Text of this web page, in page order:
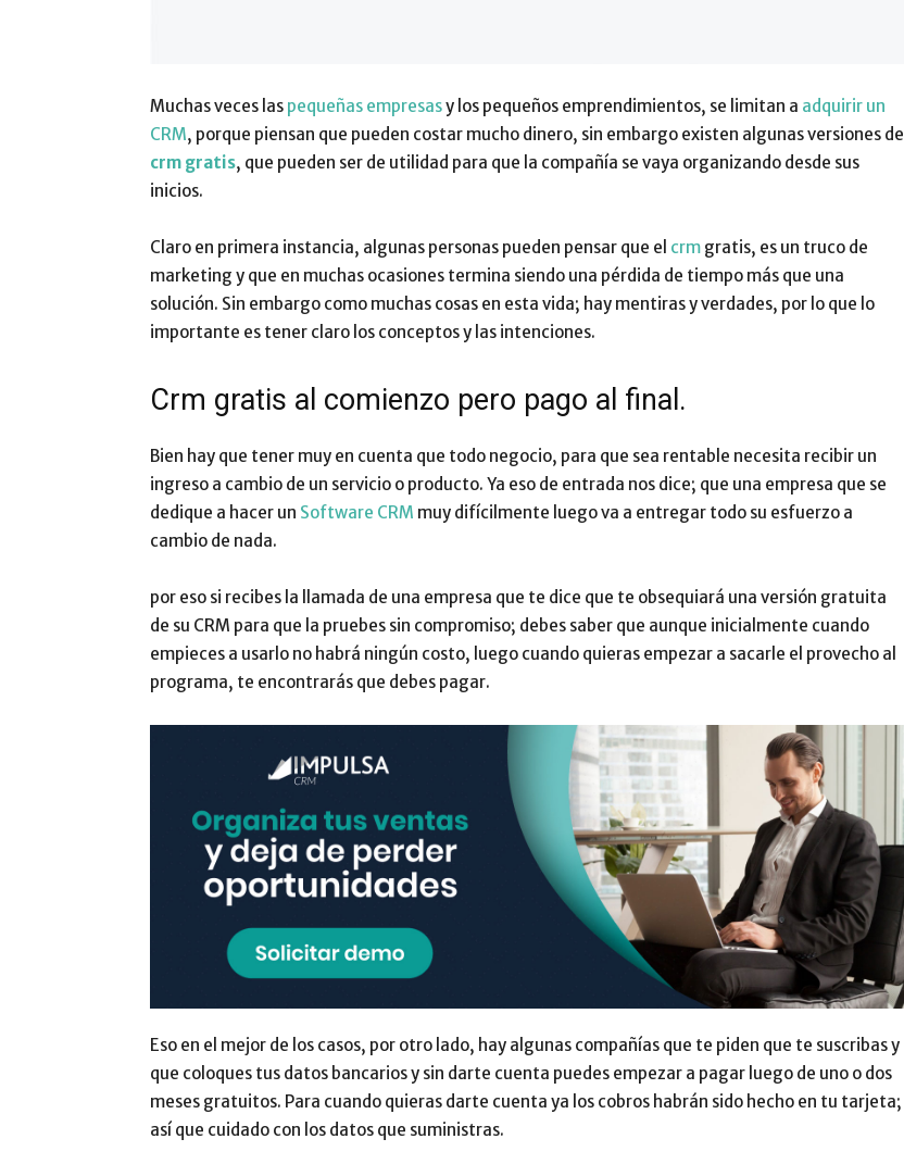
Muchas veces las pequeñas empresasy los pequeños emprendimientos, se limitan a adquirir un
CRM, porque piensan que pueden costar mucho dinero, sin embargo existen algunas versiones de
crm gratis, que pueden ser de utilidad para que la compañía se vaya organizando desde sus
inicios.
Claro en primera instancia, algunas personas pueden pensar que el crm gratis, es un truco de
marketing y que en muchas ocasiones termina siendo una pérdida de tiempo más que una
solución. Sin embargo como muchas cosas en esta vida; hay mentiras y verdades, por lo que lo
importante es tener claro los conceptos y las intenciones.
Crm gratis al comienzo pero pago al final.
Bien hay que tener muy en cuenta que todo negocio, para que sea rentable necesita recibir un
ingreso a cambio de un servicio o producto. Ya eso de entrada nos dice; que una empresa que se
dedique a hacer un Software CRM muy difícilmente luego va a entregar todo su esfuerzo a
cambio de nada.
por eso si recibes la llamada de una empresa que te dice que te obsequiará una versión gratuita
de su CRM para que la pruebes sin compromiso; debes saber que aunque inicialmente cuando
empieces a usarlo no habrá ningún costo, luego cuando quieras empezar a sacarle el provecho al
programa, te encontrarás que debes pagar.
Eso en el mejor de los casos, por otro lado, hay algunas compañías que te piden que te suscribas y
que coloques tus datos bancarios y sin darte cuenta puedes empezar a pagar luego de uno o dos
meses gratuitos. Para cuando quieras darte cuenta ya los cobros habrán sido hecho en tu tarjeta;
así que cuidado con los datos que suministras.